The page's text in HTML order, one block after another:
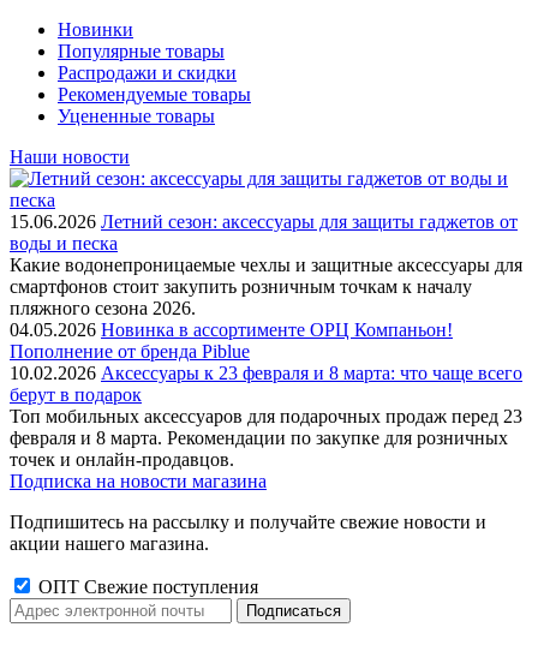
Новинки
Популярные товары
Распродажи и скидки
Рекомендуемые товары
Уцененные товары
Наши новости
15.06.2026 Летний сезон: аксессуары для защиты гаджетов от
воды и песка
Какие водонепроницаемые чехлы и защитные аксессуары для
смартфонов стоит закупить розничным точкам к началу
пляжного сезона 2026.
04.05.2026 Новинка в ассортименте OРЦ Компаньон!
Пополнение от бренда Piblue
10.02.2026 Аксессуары к 23 февраля и 8 марта: что чаще всего
берут в подарок
Топ мобильных аксессуаров для подарочных продаж перед 23
февраля и 8 марта. Рекомендации по закупке для розничных
точек и онлайн-продавцов.
Подписка на новости магазина
Подпишитесь на рассылку и получайте свежие новости и
акции нашего магазина.
ОПТ Свежие поступления